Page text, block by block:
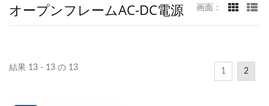
オープンフレームAC-DC電源 画面：
結果 13 - 13 の 13 1 2